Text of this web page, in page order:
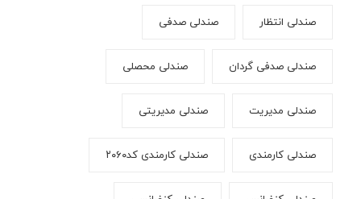
صندلی انتظار صندلی صدفی
صندلی صدفی گردان صندلی محصلی
صندلی مدیریت صندلی مدیریتی
صندلی کارمندی صندلی کارمندی کد۲۰۶۰